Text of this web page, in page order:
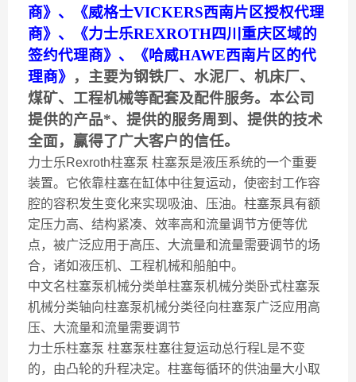
商》 、 《威格士VICKERS西南片区授权代理
商》、《力士乐REXROTH四川重庆区域的
签约代理商》、《哈威HAWE西南片区的代
理商》 ，主要为钢铁厂、水泥厂、机床厂、
煤矿、工程机械等配套及配件服务。本公司
提供的产品*、提供的服务周到、提供的技术
全面，赢得了广大客户的信任。
力士乐Rexroth柱塞泵 柱塞泵是液压系统的一个重要
装置。它依靠柱塞在缸体中往复运动，使密封工作容
腔的容积发生变化来实现吸油、压油。柱塞泵具有额
定压力高、结构紧凑、效率高和流量调节方便等优
点，被广泛应用于高压、大流量和流量需要调节的场
合，诸如液压机、工程机械和船舶中。
中文名柱塞泵机械分类单柱塞泵机械分类卧式柱塞泵
机械分类轴向柱塞泵机械分类径向柱塞泵广泛应用高
压、大流量和流量需要调节
力士乐柱塞泵 柱塞泵柱塞往复运动总行程L是不变
的，由凸轮的升程决定。柱塞每循环的供油量大小取